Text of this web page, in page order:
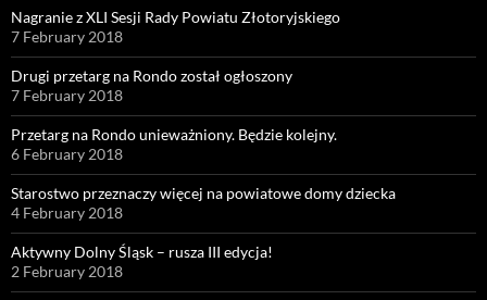
Nagranie z XLI Sesji Rady Powiatu Złotoryjskiego
7 February 2018
Drugi przetarg na Rondo został ogłoszony
7 February 2018
Przetarg na Rondo unieważniony. Będzie kolejny.
6 February 2018
Starostwo przeznaczy więcej na powiatowe domy dziecka
4 February 2018
Aktywny Dolny Śląsk – rusza III edycja!
2 February 2018